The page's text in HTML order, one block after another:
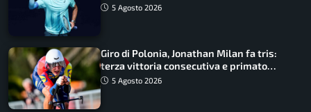
5 Agosto 2026
Giro di Polonia, Jonathan Milan fa tris:
terza vittoria consecutiva e primato
rafforzato
5 Agosto 2026